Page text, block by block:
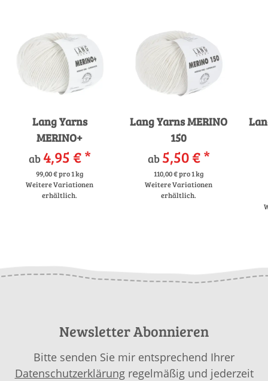
Lang Yarns
MERINO+
ab 4,95 €*
99,00 € pro 1 kg
Weitere Variationen
erhältlich.
Lang Yarns MERINO
150
ab 5,50 €*
110,00 € pro 1 kg
Weitere Variationen
erhältlich.
Newsletter Abonnieren
Bitte senden Sie mir entsprechend Ihrer
Datenschutzerklärungregelmäßig und jederzeit